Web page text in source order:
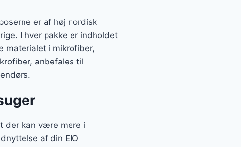
er af høj nordisk
I hver pakke er indholdet
materialet i mikrofiber,
anbefales til
der kan være mere i
af din EIO